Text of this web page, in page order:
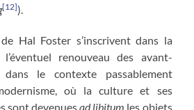
[12]).
Hal Foster s’inscrivent dans la
renouveau des avant-
le contexte passablement
où la culture et ses
sont devenuesad libitum les objets